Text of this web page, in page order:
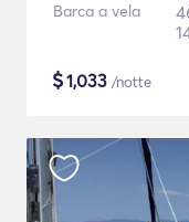
Barca a vela
$1,033 /notte